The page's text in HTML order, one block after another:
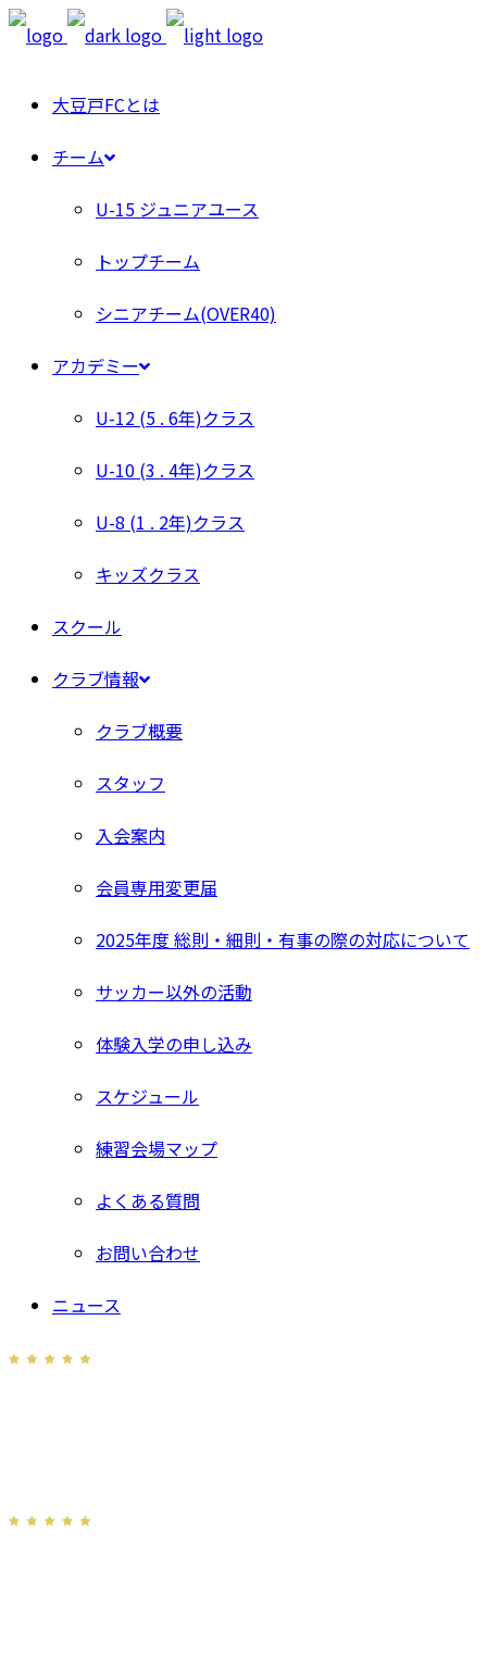
大豆戸FCとは
チーム
U-15 ジュニアユース
トップチーム
シニアチーム(OVER40)
アカデミー
U-12 (5 . 6年)クラス
U-10 (3 . 4年)クラス
U-8 (1 . 2年)クラス
キッズクラス
スクール
クラブ情報
クラブ概要
スタッフ
入会案内
会員専用変更届
2025年度 総則・細則・有事の際の対応について
サッカー以外の活動
体験入学の申し込み
スケジュール
練習会場マップ
よくある質問
お問い合わせ
ニュース